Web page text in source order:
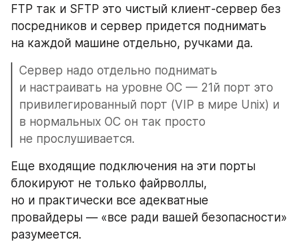
FTP так и SFTP это чистый клиент-сервер без
посредников и сервер придется поднимать
на каждой машине отдельно, ручками да.
Сервер надо отдельно поднимать
и настраивать на уровне ОС — 21й порт это
привилегированный порт (VIP в мире Unix) и
в нормальных ОС он так просто
не прослушивается.
Еще входящие подключения на эти порты
блокируют не только файрволлы,
но и практически все адекватные
провайдеры — «все ради вашей безопасности»
разумеется.